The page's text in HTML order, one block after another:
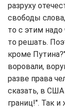
разруху
свободы
то с этим
то решать.
кроме
воровали,
разве права
сказать, в
границ!". Так